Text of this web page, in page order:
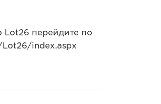
перейдите по
index.aspx